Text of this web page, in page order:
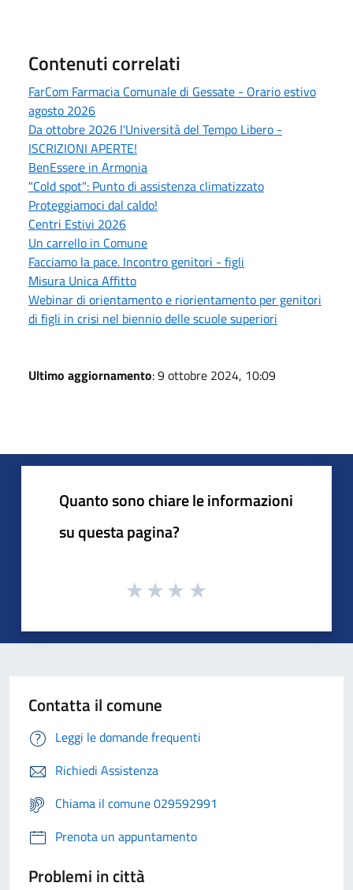
Contenuti correlati
FarCom Farmacia Comunale di Gessate - Orario estivo
agosto 2026
Da ottobre 2026 l'Università del Tempo Libero -
ISCRIZIONI APERTE!
BenEssere in Armonia
"Cold spot": Punto di assistenza climatizzato
Proteggiamoci dal caldo!
Centri Estivi 2026
Un carrello in Comune
Facciamo la pace. Incontro genitori - figli
Misura Unica Affitto
Webinar di orientamento e riorientamento per genitori
di figli in crisi nel biennio delle scuole superiori
Ultimo aggiornamento: 9 ottobre 2024, 10:09
Quanto sono chiare le informazioni
su questa pagina?
Contatta il comune
Leggi le domande frequenti
Richiedi Assistenza
Chiama il comune 029592991
Prenota un appuntamento
Problemi in città